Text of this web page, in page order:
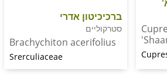
ברכיכיטון אדרי
סטרקוליים
Brachychiton acerifolius
Srerculiaceae